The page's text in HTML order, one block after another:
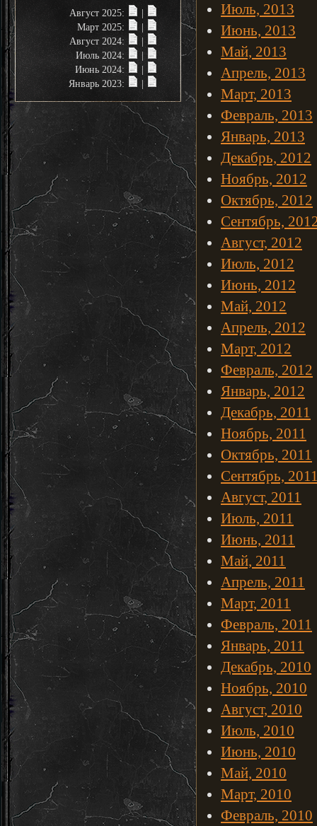
Август 2025:
Март 2025:
Август 2024:
Июль 2024:
Июнь 2024:
Январь 2023:
Июль, 2013
Июнь, 2013
Май, 2013
Апрель, 2013
Март, 2013
Февраль, 2013
Январь, 2013
Декабрь, 2012
Ноябрь, 2012
Октябрь, 2012
Сентябрь,
Август, 2012
Июль, 2012
Июнь, 2012
Май, 2012
Апрель, 2012
Март, 2012
Февраль, 2012
Январь, 2012
Декабрь, 2011
Ноябрь, 2011
Октябрь, 2011
Сентябрь,
Август, 2011
Июль, 2011
Июнь, 2011
Май, 2011
Апрель, 2011
Март, 2011
Февраль, 2011
Январь, 2011
Декабрь, 2010
Ноябрь, 2010
Август, 2010
Июль, 2010
Июнь, 2010
Май, 2010
Март, 2010
Февраль, 2010